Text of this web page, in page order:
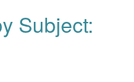
Subject: